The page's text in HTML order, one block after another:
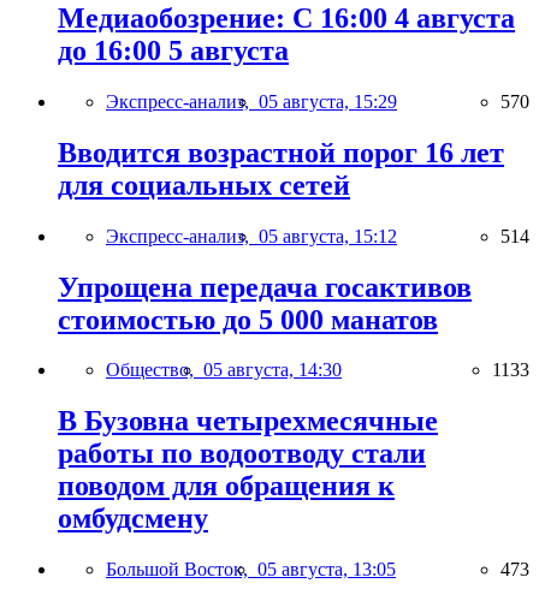
Медиаобозрение: С 16:00 4 августа
до 16:00 5 августа
Экспресс-анализ, 05 августа, 15:29 570
Вводится возрастной порог 16 лет
для социальных сетей
Экспресс-анализ, 05 августа, 15:12 514
Упрощена передача госактивов
стоимостью до 5 000 манатов
Общество, 05 августа, 14:30 1133
В Бузовна четырехмесячные
работы по водоотводу стали
поводом для обращения к
омбудсмену
Большой Восток, 05 августа, 13:05 473